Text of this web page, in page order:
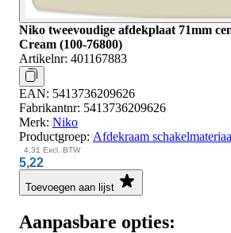
Niko tweevoudige afdekplaat 71mm
Cream (100-76800)
Artikelnr: 401167883
EAN: 5413736209626
Fabrikantnr: 5413736209626
Merk: Niko
Productgroep: Afdekraam
4,31 Excl. BTW
5,22
Toevoegen aan lijst
Aanpasbare opties: